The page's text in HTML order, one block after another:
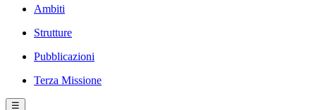
Ambiti
Strutture
Pubblicazioni
Terza Missione
☰